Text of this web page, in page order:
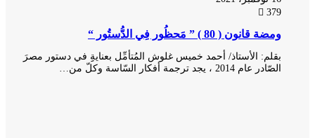
ومضة قانون ( 80 ) ” مَحظُور فِي الدُّستُور “
بقلم: الأستاذ/ أحمد خميس غلوش المُتأمِّل بعنايةِِ في دستور مصرَ
الصّادر عام 2014 ، يجد ترجمة أفكار السّاسة وكلّ من…